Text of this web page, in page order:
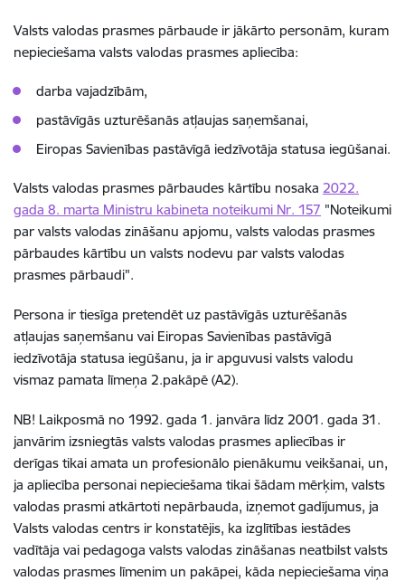
Valsts valodas prasmes pārbaude ir jākārto personām, kuram
nepieciešama valsts valodas prasmes apliecība:
darba vajadzībām,
pastāvīgās uzturēšanās atļaujas saņemšanai,
Eiropas Savienības pastāvīgā iedzīvotāja statusa iegūšanai.
Valsts valodas prasmes pārbaudes kārtību nosaka 2022.
gada 8. marta Ministru kabineta noteikumi Nr. 157 "Noteikumi
par valsts valodas zināšanu apjomu, valsts valodas prasmes
pārbaudes kārtību un valsts nodevu par valsts valodas
prasmes pārbaudi".
Persona ir tiesīga pretendēt uz pastāvīgās uzturēšanās
atļaujas saņemšanu vai Eiropas Savienības pastāvīgā
iedzīvotāja statusa iegūšanu, ja ir apguvusi valsts valodu
vismaz pamata līmeņa 2.pakāpē (A2).
NB! Laikposmā no 1992. gada 1. janvāra līdz 2001. gada 31.
janvārim izsniegtās valsts valodas prasmes apliecības ir
derīgas tikai amata un profesionālo pienākumu veikšanai, un,
ja apliecība personai nepieciešama tikai šādam mērķim, valsts
valodas prasmi atkārtoti nepārbauda, izņemot gadījumus, ja
Valsts valodas centrs ir konstatējis, ka izglītības iestādes
vadītāja vai pedagoga valsts valodas zināšanas neatbilst valsts
valodas prasmes līmenim un pakāpei, kāda nepieciešama viņa